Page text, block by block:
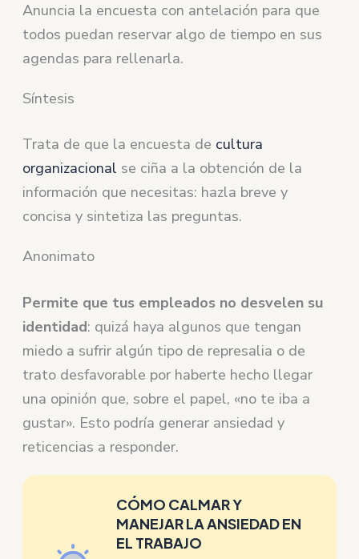
Anuncia la encuesta con antelación para que
todos puedan reservar algo de tiempo en sus
agendas para rellenarla.
Síntesis
Trata de que la encuesta de cultura
organizacional se ciña a la obtención de la
información que necesitas: hazla breve y
concisa y sintetiza las preguntas.
Anonimato
Permite que tus empleados no desvelen su
identidad: quizá haya algunos que tengan
miedo a sufrir algún tipo de represalia o de
trato desfavorable por haberte hecho llegar
una opinión que, sobre el papel, «no te iba a
gustar». Esto podría generar ansiedad y
reticencias a responder.
CÓMO CALMAR Y
MANEJAR LA ANSIEDAD EN
EL TRABAJO